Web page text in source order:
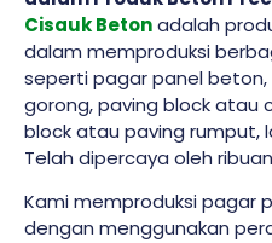
Cisauk Betonadalah
dalam memproduksi
seperti pagar panel
gorong, paving block atau
block atau paving rumput,
Telah dipercaya oleh
Kami memproduksi pagar
dengan menggunakan